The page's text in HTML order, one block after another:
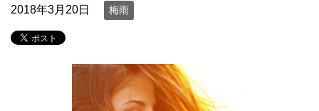
2018年3月20日 梅雨